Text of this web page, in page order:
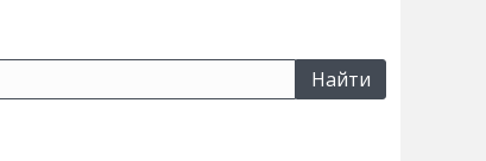
Найти